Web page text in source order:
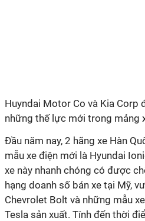
Huyndai Motor Co và Kia Corp
những thế lực mới trong mảng
Đầu năm nay, 2 hãng xe Hàn
mẫu xe điện mới là Hyundai
xe này nhanh chóng có được
hạng doanh số bán xe tại Mỹ,
Chevrolet Bolt và những mẫu
Tesla sản xuất. Tính đến thời